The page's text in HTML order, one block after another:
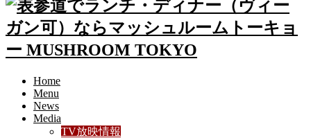
Home
Menu
News
Media
TV放映情報